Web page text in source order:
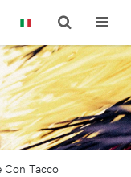
Con Tacco